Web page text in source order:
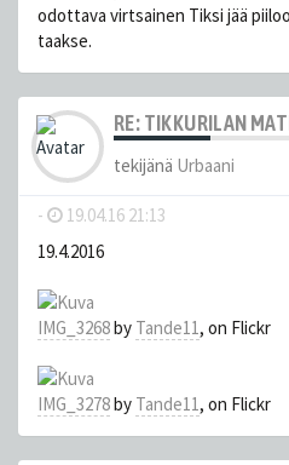
odottava virtsainen Tiksi jää
taakse.
RE: TIKKURILAN
tekijänä Urbaani
- 19.04.16 21:13
19.4.2016
IMG_3268by Tande11, on Flickr
IMG_3278by Tande11, on Flickr